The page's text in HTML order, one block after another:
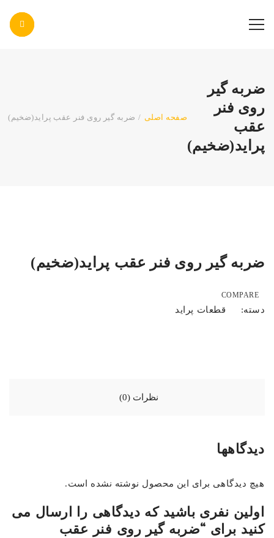
ضربه گیر
روی فنر
عقب
پراید(ضخیم)
صفحه اصلی / ضربه گیر روی فنر عقب پراید(ضخیم)
ضربه گیر روی فنر عقب پراید(ضخیم)
COMPARE
دسته: قطعات پراید
نظرات (0)
دیدگاهها
هیچ دیدگاهی برای این محصول نوشته نشده است.
اولین نفری باشید که دیدگاهی را ارسال می
کنید برای “ضربه گیر روی فنر عقب